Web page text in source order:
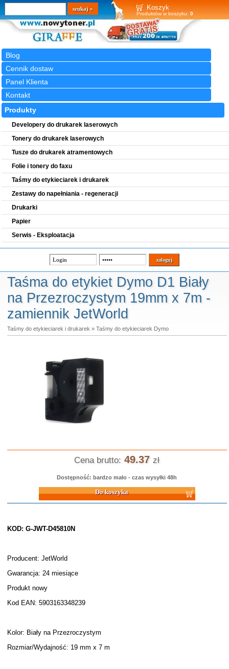
Koszyk
Produktów w koszyku: 0
Blog
Cennik dostaw
Panel Klienta
Kontakt
Wyszukiwarka
szukaj
Produkty
Developery do drukarek laserowych
Tonery do drukarek laserowych
Tusze do drukarek atramentowych
Folie i tonery do faxu
Taśmy do etykieciarek i drukarek
Zestawy do napełniania - regeneracji
Drukarki
Papier
Serwis - Eksploatacja
Taśma do etykiet Dymo D1 Biały
na Przezroczystym 19mm x 7m -
zamiennik JetWorld
Taśmy do etykieciarek i drukarek » Taśmy do etykieciarek Dymo
Cena brutto: 49.37 zł
Dostępność: bardzo mało - czas wysyłki 48h
Do koszyka
KOD: G-JWT-D45810N
Producent: JetWorld
Gwarancja: 24 miesiące
Produkt nowy
Kod EAN: 5903163348239
Kolor: Biały na Przezroczystym
Rozmiar/Wydajność: 19 mm x 7 m